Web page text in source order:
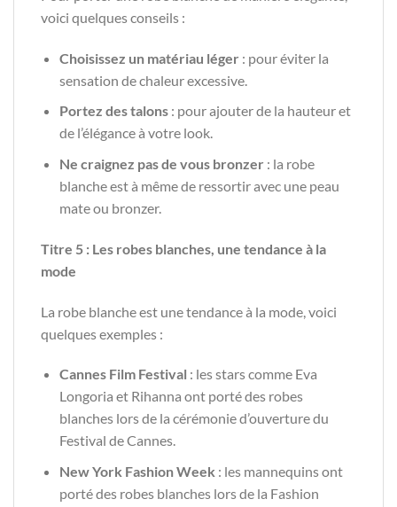
voici quelques conseils :
Choisissez un matériau léger : pour éviter la
sensation de chaleur excessive.
Portez des talons: pour ajouter de la hauteur et
de l’élégance à votre look.
Ne craignez pas de vous bronzer : la robe
blanche est à même de ressortir avec une peau
mate ou bronzer.
Titre 5 : Les robes blanches, une tendance à la
mode
La robe blanche est une tendance à la mode, voici
quelques exemples :
Cannes Film Festival : les stars comme Eva
Longoria et Rihanna ont porté des robes
blanches lors de la cérémonie d’ouverture du
Festival de Cannes.
New York Fashion Week : les mannequins ont
porté des robes blanches lors de la Fashion